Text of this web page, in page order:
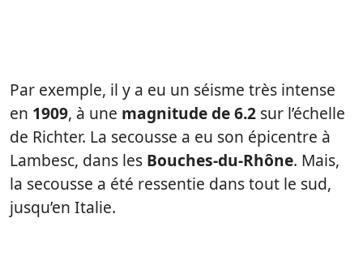
Par exemple, il y a eu un séisme très intense
en 1909, à une magnitude de 6.2 sur l’échelle
de Richter. La secousse a eu son épicentre à
Lambesc, dans les Bouches-du-Rhône. Mais,
la secousse a été ressentie dans tout le sud,
jusqu’en Italie.